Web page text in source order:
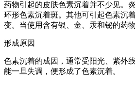
药物引起的皮肤色素沉着并不少见。
环形色素沉着斑。其他可引起色素沉
变。当使用含有银、金、汞和铋的药
形成原因
色素沉着的成因，通常受阳光、紫外
能一旦失调，便形成了色素沉着。